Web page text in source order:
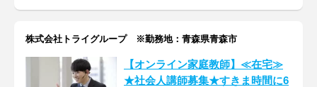
株式会社トライグループ ※勤務地：青森県青森市
【オンライン家庭教師】≪在宅≫
★社会人講師募集★すきま時間に6